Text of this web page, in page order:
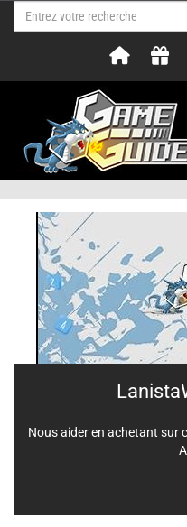
Nous aider en achetant sur